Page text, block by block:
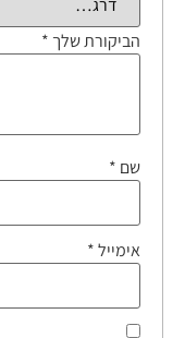
הביקורת שלך *
שם *
אימייל*